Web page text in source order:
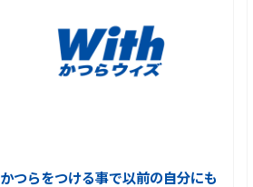
かつらをつける事で以前の自分にも